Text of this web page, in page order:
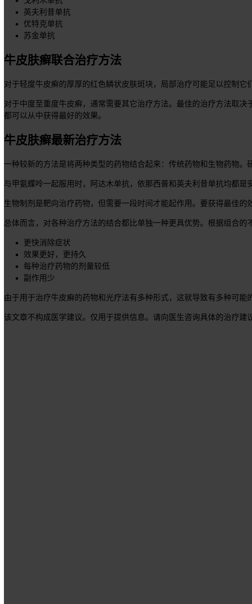
英夫利昔单抗
优特克单抗
苏金单抗
牛皮肤癣联合治疗方法
对于轻度牛皮癣的厚厚的红色鳞状皮肤斑块，局部治疗可能足以控制
对于中度至重度牛皮癣，通常需要其它治疗方法。最佳的治疗方法取
都可以从中获得最好的效果。
牛皮肤癣最新治疗方法
一种较新的方法是将两种类型的药物结合起来：传统药物和生物药物
与甲氨蝶呤一起服用时，阿达木单抗，依那西普和英夫利昔单抗均都是
生物制剂是靶向治疗药物，但需要一段时间才能起作用。要获得最佳
总体而言，对各种治疗方法的结合都比单独一种更具优势。根据组合的
更快消除症状
效果更好，更持久
每种治疗药物的剂量较低
副作用少
由于用于治疗牛皮癣的药物和光疗法有多种形式，这就导致有多种可能
该文章不构成医学建议。仅用于提供信息。请向医生咨询具体的治疗建